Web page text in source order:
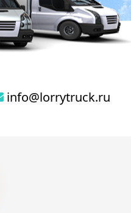
info@lorrytruck.ru